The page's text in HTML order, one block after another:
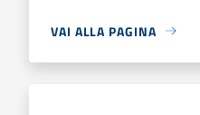
VAI ALLA PAGINA